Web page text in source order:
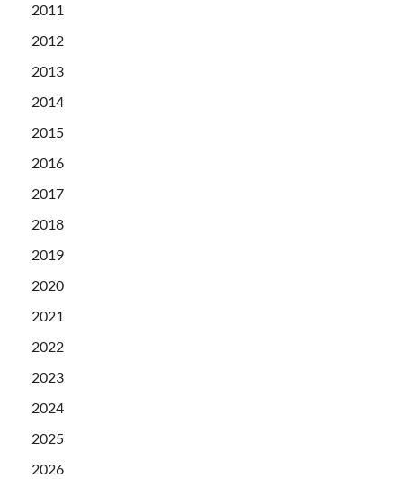
2011
2012
2013
2014
2015
2016
2017
2018
2019
2020
2021
2022
2023
2024
2025
2026